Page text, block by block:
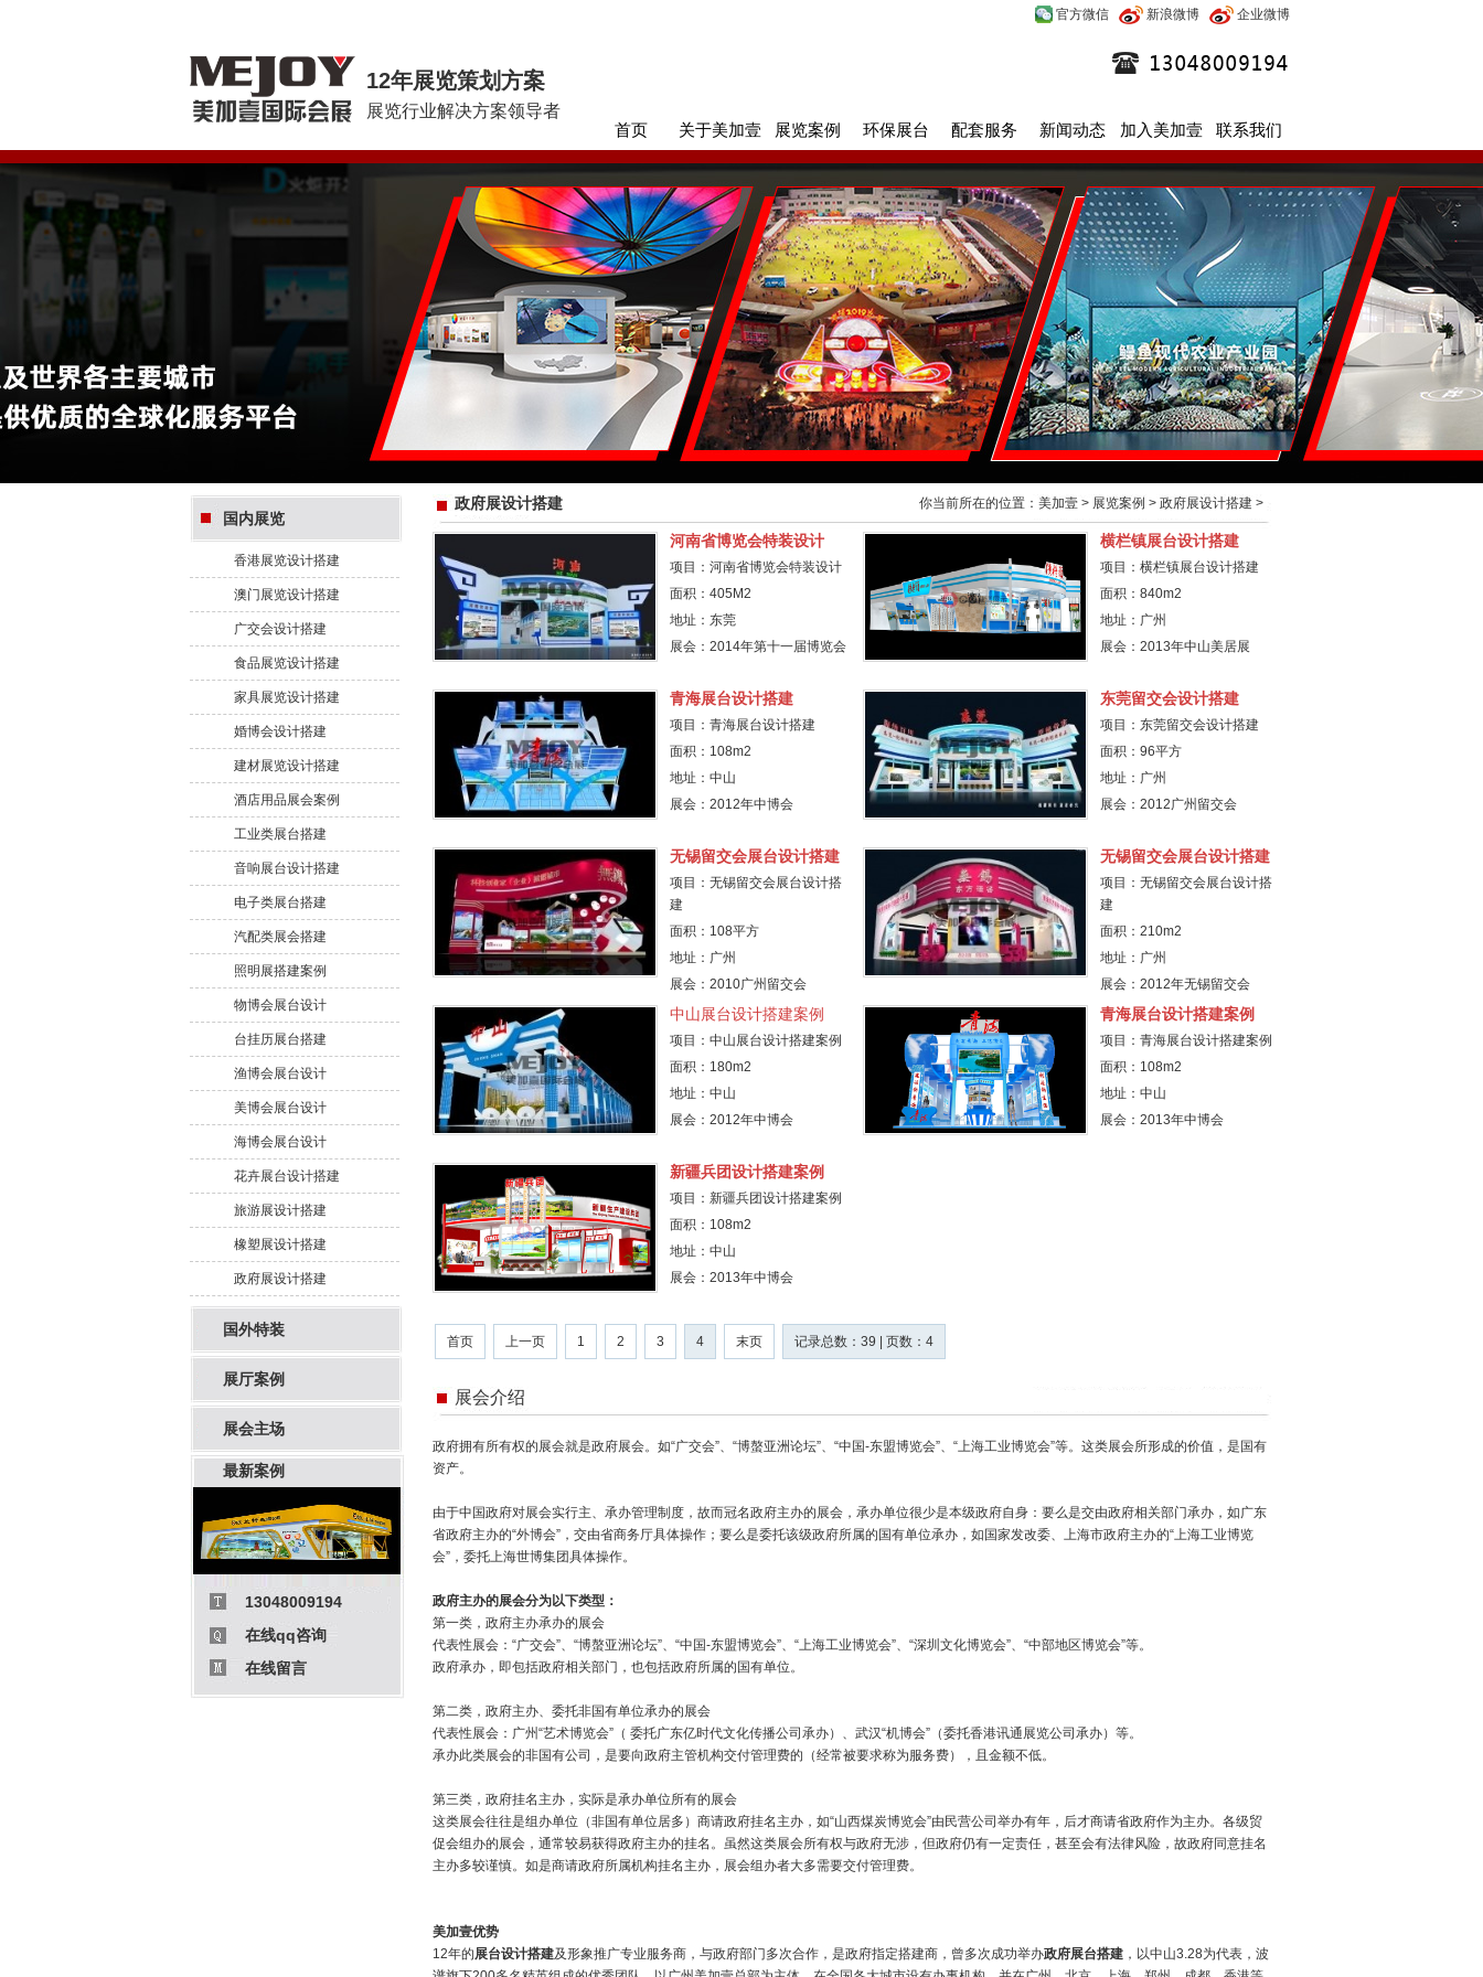
官方微信 新浪微博 企业微博
12年展览策划方案
展览行业解决方案领导者
首页
关于美加壹 展览案例 环保展台 配套服务 新闻动态 加入美加壹 联系我们
国内展览
香港展览设计搭建
澳门展览设计搭建
广交会设计搭建
食品展览设计搭建
家具展览设计搭建
婚博会设计搭建
建材展览设计搭建
酒店用品展会案例
工业类展台搭建
音响展台设计搭建
电子类展台搭建
汽配类展会搭建
照明展搭建案例
物博会展台设计
台挂历展台搭建
渔博会展台设计
美博会展台设计
海博会展台设计
花卉展台设计搭建
旅游展设计搭建
橡塑展设计搭建
政府展设计搭建
国外特装
展厅案例
展会主场
最新案例
13048009194
在线qq咨询
在线留言
政府展设计搭建 你当前所在的位置： 美加壹 > 展览案例 > 政府展设计搭建 >
河南省博览会特装设计
项目：河南省博览会特装设计
面积：405M2
地址：东莞
展会：2014年第十一届博览会
横栏镇展台设计搭建
项目：横栏镇展台设计搭建
面积：840m2
地址：广州
展会：2013年中山美居展
青海展台设计搭建
项目：青海展台设计搭建
面积：108m2
地址：中山
展会：2012年中博会
东莞留交会设计搭建
项目：东莞留交会设计搭建
面积：96平方
地址：广州
展会：2012广州留交会
无锡留交会展台设计搭建
项目：无锡留交会展台设计搭
建
面积：108平方
地址：广州
展会：2010广州留交会
无锡留交会展台设计搭建
项目：无锡留交会展台设计搭
建
面积：210m2
地址：广州
展会：2012年无锡留交会
中山展台设计搭建案例
项目：中山展台设计搭建案例
面积：180m2
地址：中山
展会：2012年中博会
青海展台设计搭建案例
项目：青海展台设计搭建案例
面积：108m2
地址：中山
展会：2013年中博会
新疆兵团设计搭建案例
项目：新疆兵团设计搭建案例
面积：108m2
地址：中山
展会：2013年中博会
首页 上一页 1 2 3 4 末页 记录总数：39 | 页数：4
展会介绍
政府拥有所有权的展会就是政府展会。如“广交会”、“博螯亚洲论坛”、“中国-东盟博览会”、“上海工业博览会”等。这类展会所形成的价值，是国有
资产。
由于中国政府对展会实行主、承办管理制度，故而冠名政府主办的展会，承办单位很少是本级政府自身：要么是交由政府相关部门承办，如广东
省政府主办的“外博会”，交由省商务厅具体操作；要么是委托该级政府所属的国有单位承办，如国家发改委、上海市政府主办的“上海工业博览
会”，委托上海世博集团具体操作。
政府主办的展会分为以下类型：
第一类，政府主办承办的展会
代表性展会：“广交会”、“博螯亚洲论坛”、“中国-东盟博览会”、“上海工业博览会”、“深圳文化博览会”、“中部地区博览会”等。
政府承办，即包括政府相关部门，也包括政府所属的国有单位。
第二类，政府主办、委托非国有单位承办的展会
代表性展会：广州“艺术博览会”（ 委托广东亿时代文化传播公司承办）、武汉“机博会”（委托香港讯通展览公司承办）等。
承办此类展会的非国有公司，是要向政府主管机构交付管理费的（经常被要求称为服务费），且金额不低。
第三类，政府挂名主办，实际是承办单位所有的展会
这类展会往往是组办单位（非国有单位居多）商请政府挂名主办，如“山西煤炭博览会”由民营公司举办有年，后才商请省政府作为主办。各级贸
促会组办的展会，通常较易获得政府主办的挂名。虽然这类展会所有权与政府无涉，但政府仍有一定责任，甚至会有法律风险，故政府同意挂名
主办多较谨慎。如是商请政府所属机构挂名主办，展会组办者大多需要交付管理费。
美加壹优势
12年的展台设计搭建及形象推广专业服务商，与政府部门多次合作，是政府指定搭建商，曾多次成功举办政府展台搭建 ，以中山3.28为代表，波